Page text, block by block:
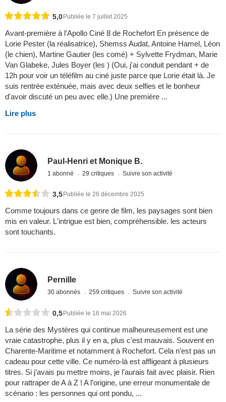
5,0 Publiée le 7 juillet 2025
Avant-première à l'Apollo Ciné 8 de Rochefort En présence de
Lorie Pester (la réalisatrice), Shemss Audat, Antoine Hamel, Léon
(le chien), Martine Gautier (les comé) + Sylvette Frydman, Marie
Van Glabeke, Jules Boyer (les ) (Oui, j'ai conduit pendant + de
12h pour voir un téléfilm au ciné juste parce que Lorie était là. Je
suis rentrée exténuée, mais avec deux selfies et le bonheur
d'avoir discuté un peu avec elle.) Une première ...
Lire plus
Paul-Henri et Monique B.
1 abonné 29 critiques Suivre son activité
3,5 Publiée le 26 décembre 2025
Comme toujours dans ce genre de film, les paysages sont bien
mis en valeur. L'intrigue est bien, compréhensible. les acteurs
sont touchants.
Pernille
30 abonnés 259 critiques Suivre son activité
0,5Publiée le 16 mai 2026
La série des Mystères qui continue malheureusement est une
vraie catastrophe, plus il y en a, plus c’est mauvais. Souvent en
Charente-Maritime et notamment à Rochefort. Cela n’est pas un
cadeau pour cette ville. Ce numéro-là est affligeant à plusieurs
titres. Si j’avais pu mettre moins, je l’aurais fait avec plaisir. Rien
pour rattraper de A à Z ! A l’origine, une erreur monumentale de
scénario : les personnes qui ont pondu, ...